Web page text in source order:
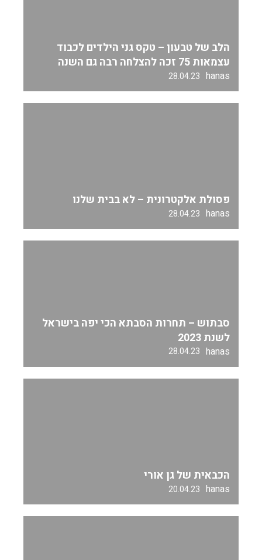
הלב של טבעון – טקס גני הילדים לכבוד
עצמאות 75 זכה להצלחה רבה גם השנה
hanas
28.04.23
פסולת אלקטרונית – לא בבית שלנו
hanas
28.04.23
סבתוש – תחרות הסבתא הכי יפה בישראל
לשנת 2023
hanas
28.04.23
הכבאית של גן אורי
hanas
20.04.23